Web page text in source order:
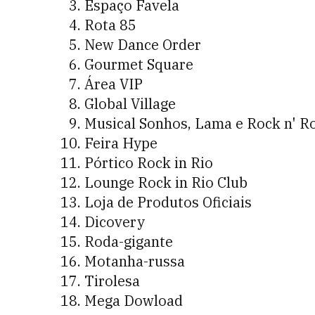
Espaço Favela
Rota 85
New Dance Order
Gourmet Square
Área VIP
Global Village
Musical Sonhos, Lama e Rock n'
Feira Hype
Pórtico Rock in Rio
Lounge Rock in Rio Club
Loja de Produtos Oficiais
Dicovery
Roda-gigante
Motanha-russa
Tirolesa
Mega Dowload